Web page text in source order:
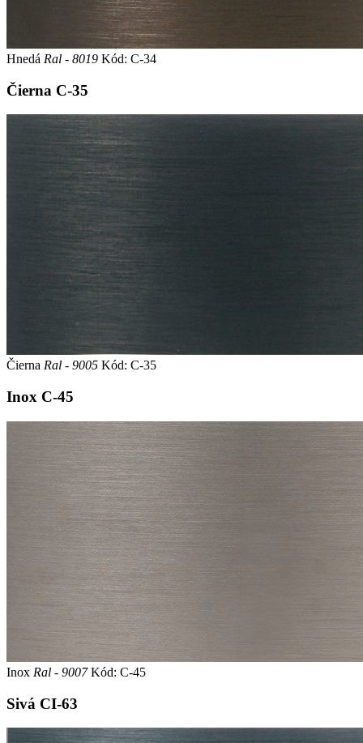
Hnedá Ral - 8019 Kód: C-34
Čierna C-35
Čierna Ral - 9005 Kód: C-35
Inox C-45
Inox Ral - 9007 Kód: C-45
Sivá CI-63